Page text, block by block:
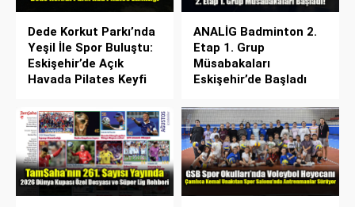
Dede Korkut Parkı’nda
Yeşil İle Spor Buluştu:
Eskişehir’de Açık
Havada Pilates Keyfi
ANALİG Badminton 2.
Etap 1. Grup
Müsabakaları
Eskişehir’de Başladı